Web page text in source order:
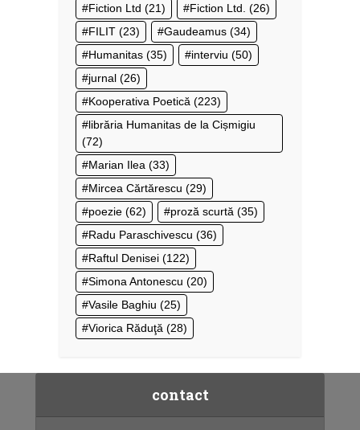
Fiction Ltd (21) Fiction Ltd. (26)
FILIT (23) Gaudeamus (34)
Humanitas (35) interviu (50)
jurnal (26)
Kooperativa Poetică (223)
librăria Humanitas de la Cișmigiu
(72)
Marian Ilea (33)
Mircea Cărtărescu (29)
poezie (62) proză scurtă (35)
Radu Paraschivescu (36)
Raftul Denisei (122)
Simona Antonescu (20)
Vasile Baghiu (25)
Viorica Răduţă (28)
contact